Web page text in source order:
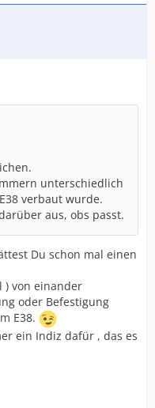
unterschiedlich
verbaut wurde.
aus, obs passt.
Du schon mal einen
) von einander
oder Befestigung
E38.
ein Indiz dafür , das es